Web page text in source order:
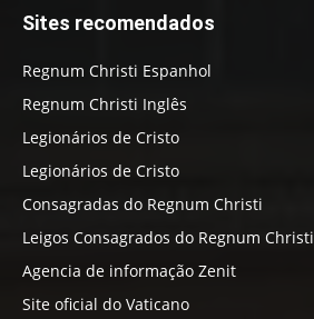
Sites recomendados
Regnum Christi Espanhol
Regnum Christi Inglês
Legionários de Cristo
Legionários de Cristo
Consagradas do Regnum Christi
Leigos Consagrados do Regnum Christi
Agencia de informação Zenit
Site oficial do Vaticano